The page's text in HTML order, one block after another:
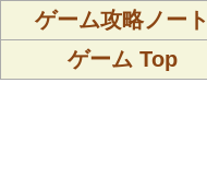
ゲーム攻略ノート
ゲーム Top